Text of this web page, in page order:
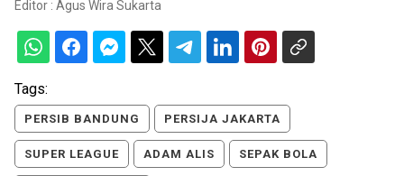
Editor : Agus Wira Sukarta
Tags:
PERSIB BANDUNG PERSIJA JAKARTA
SUPER LEAGUE ADAM ALIS SEPAK BOLA